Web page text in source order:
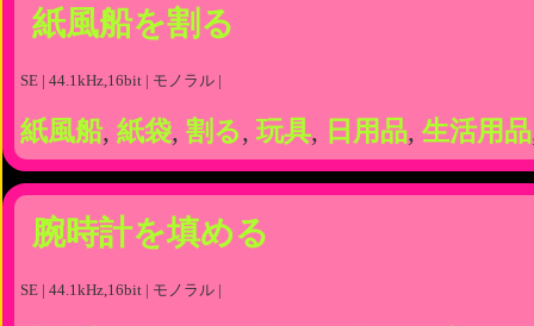
紙風船を割る
SE | 44.1kHz,16bit | モノラル |
紙風船, 紙袋, 割る, 玩具, 日用品, 生活用品
腕時計を填める
SE | 44.1kHz,16bit | モノラル |